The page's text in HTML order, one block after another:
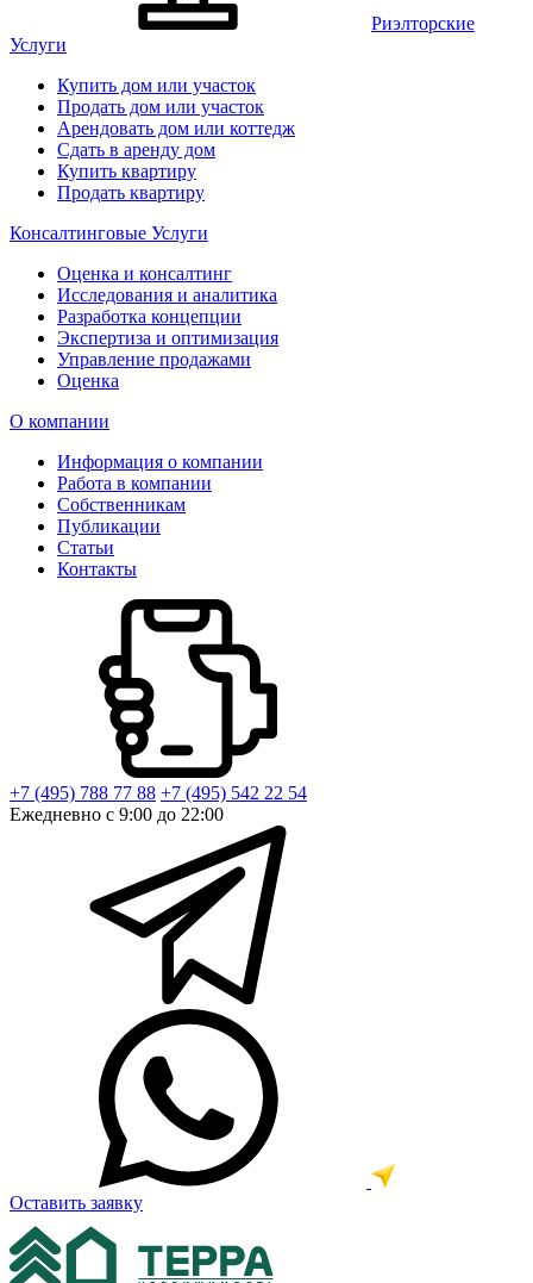
Риэлторские
Услуги
Купить дом или участок
Продать дом или участок
Арендовать дом или коттедж
Сдать в аренду дом
Купить квартиру
Продать квартиру
Консалтинговые Услуги
Оценка и консалтинг
Исследования и аналитика
Разработка концепции
Экспертиза и оптимизация
Управление продажами
Оценка
О компании
Информация о компании
Работа в компании
Собственникам
Публикации
Статьи
Контакты
+7 (495) 788 77 88 +7 (495) 542 22 54
Ежедневно с 9:00 до 22:00
Оставить заявку